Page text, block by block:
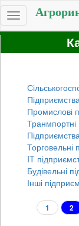
Toggle
navigation
Промислові
Транмпортні
Торговельні
IT
Будівельні
Інші
1 2